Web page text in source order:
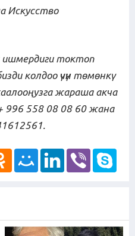
Искусство
токтоп
колдоо үчүн төмөнкү
жараша акча
996 558 08 08 60 жана